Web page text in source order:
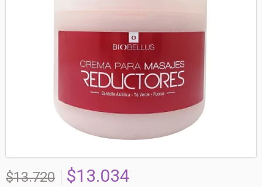
$13.720 $13.034